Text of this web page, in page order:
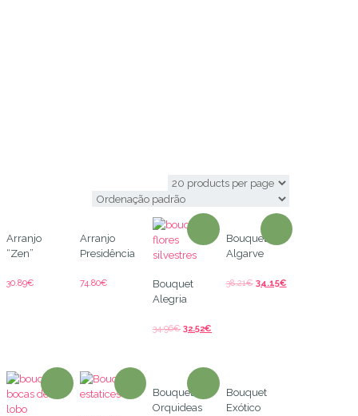
Arranjo
“Zen”
30.89€
Arranjo
Presidência
74.80€
Bouquet
Alegria
34.96€ 32.52€
Bouquet
Algarve
38.21€ 34.15€
Bouquet de
Orquideas
Bouquet
Exótico